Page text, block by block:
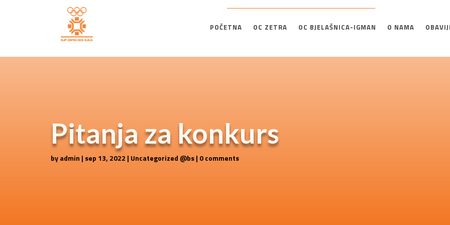
POČETNA OC ZETRA OC BJELAŠNICA-IGMAN O NAMA
Pitanja za konkurs
byadmin | sep 13, 2022 | Uncategorized @bs| 0 comments